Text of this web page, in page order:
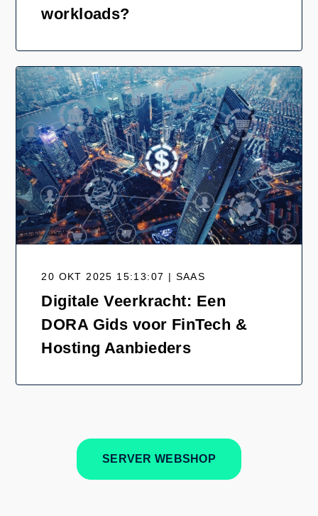
workloads?
20 OKT 2025 15:13:07 | SAAS
Digitale Veerkracht: Een
DORA Gids voor FinTech &
Hosting Aanbieders
SERVER WEBSHOP